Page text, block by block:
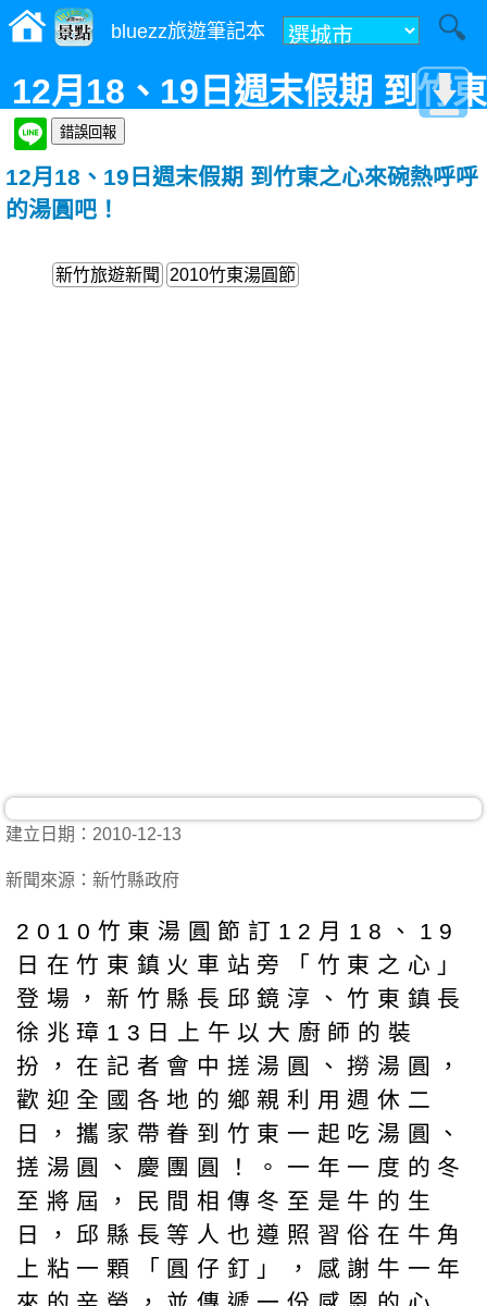
bluezz旅遊筆記本
12月18、19日週末假期 到竹東
之心來碗熱呼呼的湯圓吧！
12月18、19日週末假期 到竹東之心來碗熱呼呼
的湯圓吧！
新竹旅遊新聞 2010竹東湯圓節
建立日期：2010-12-13
新聞來源：新竹縣政府
2010竹東湯圓節訂12月18、19
日在竹東鎮火車站旁「竹東之心」
登場，新竹縣長邱鏡淳、竹東鎮長
徐兆璋13日上午以大廚師的裝
扮，在記者會中搓湯圓、撈湯圓，
歡迎全國各地的鄉親利用週休二
日，攜家帶眷到竹東一起吃湯圓、
搓湯圓、慶團圓！。一年一度的冬
至將屆，民間相傳冬至是牛的生
日，邱縣長等人也遵照習俗在牛角
上粘一顆「圓仔釘」，感謝牛一年